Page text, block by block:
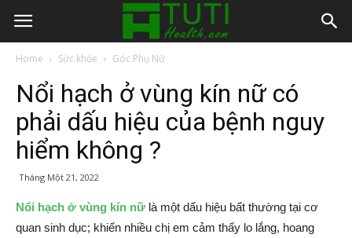
Home Sức khỏe Góc Phụ Nữ
Nổi hạch ở vùng kín nữ có
phải dấu hiệu của bệnh nguy
hiểm không ?
Tháng Một 21, 2022
Nổi hạch ở vùng kín nữ là một dấu hiệu bất thường tại cơ
quan sinh dục; khiến nhiều chị em cảm thấy lo lắng, hoang